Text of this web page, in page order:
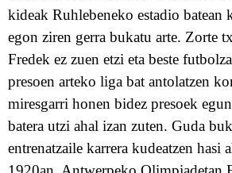
kideak Ruhlebeneko estadio batean
egon ziren gerra bukatu arte. Zorte
Fredek ez zuen etzi eta beste
presoen arteko liga bat antolatzen
miresgarri honen bidez presoek
batera utzi ahal izan zuten. Guda
entrenatzaile karrera kudeatzen hasi